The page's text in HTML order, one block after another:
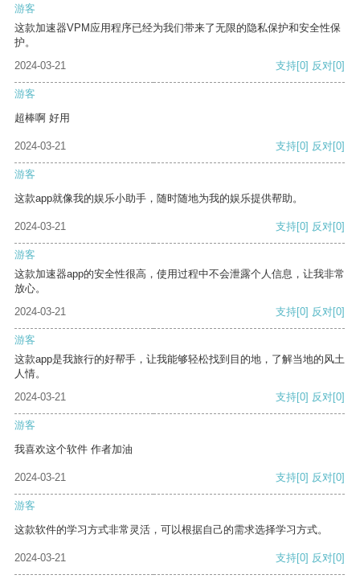
游客
这款加速器VPM应用程序已经为我们带来了无限的隐私保护和安全性保
护。
2024-03-21
支持[0] 反对[0]
游客
超棒啊 好用
2024-03-21 支持[0] 反对[0]
游客
这款app就像我的娱乐小助手，随时随地为我的娱乐提供帮助。
2024-03-21 支持[0] 反对[0]
游客
这款加速器app的安全性很高，使用过程中不会泄露个人信息，让我非常
放心。
2024-03-21
支持[0] 反对[0]
游客
这款app是我旅行的好帮手，让我能够轻松找到目的地，了解当地的风土
人情。
2024-03-21
支持[0] 反对[0]
游客
我喜欢这个软件 作者加油
2024-03-21 支持[0] 反对[0]
游客
这款软件的学习方式非常灵活，可以根据自己的需求选择学习方式。
2024-03-21 支持[0] 反对[0]